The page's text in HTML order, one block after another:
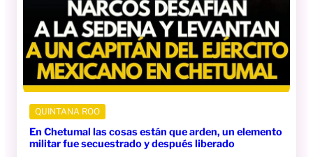
QUINTANA ROO
En Chetumal las cosas están que arden, un elemento
militar fue secuestrado y después liberado